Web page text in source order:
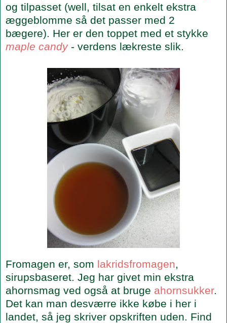
og tilpasset (well, tilsat en enkelt ekstra
æggeblomme så det passer med 2
bægere). Her er den toppet med et stykke
maple candy- verdens lækreste slik.
Fromagen er, som lakridsfromagen,
sirupsbaseret. Jeg har givet min ekstra
ahornsmag ved også at bruge ahornsukker.
Det kan man desværre ikke købe i her i
landet, så jeg skriver opskriften uden. Find